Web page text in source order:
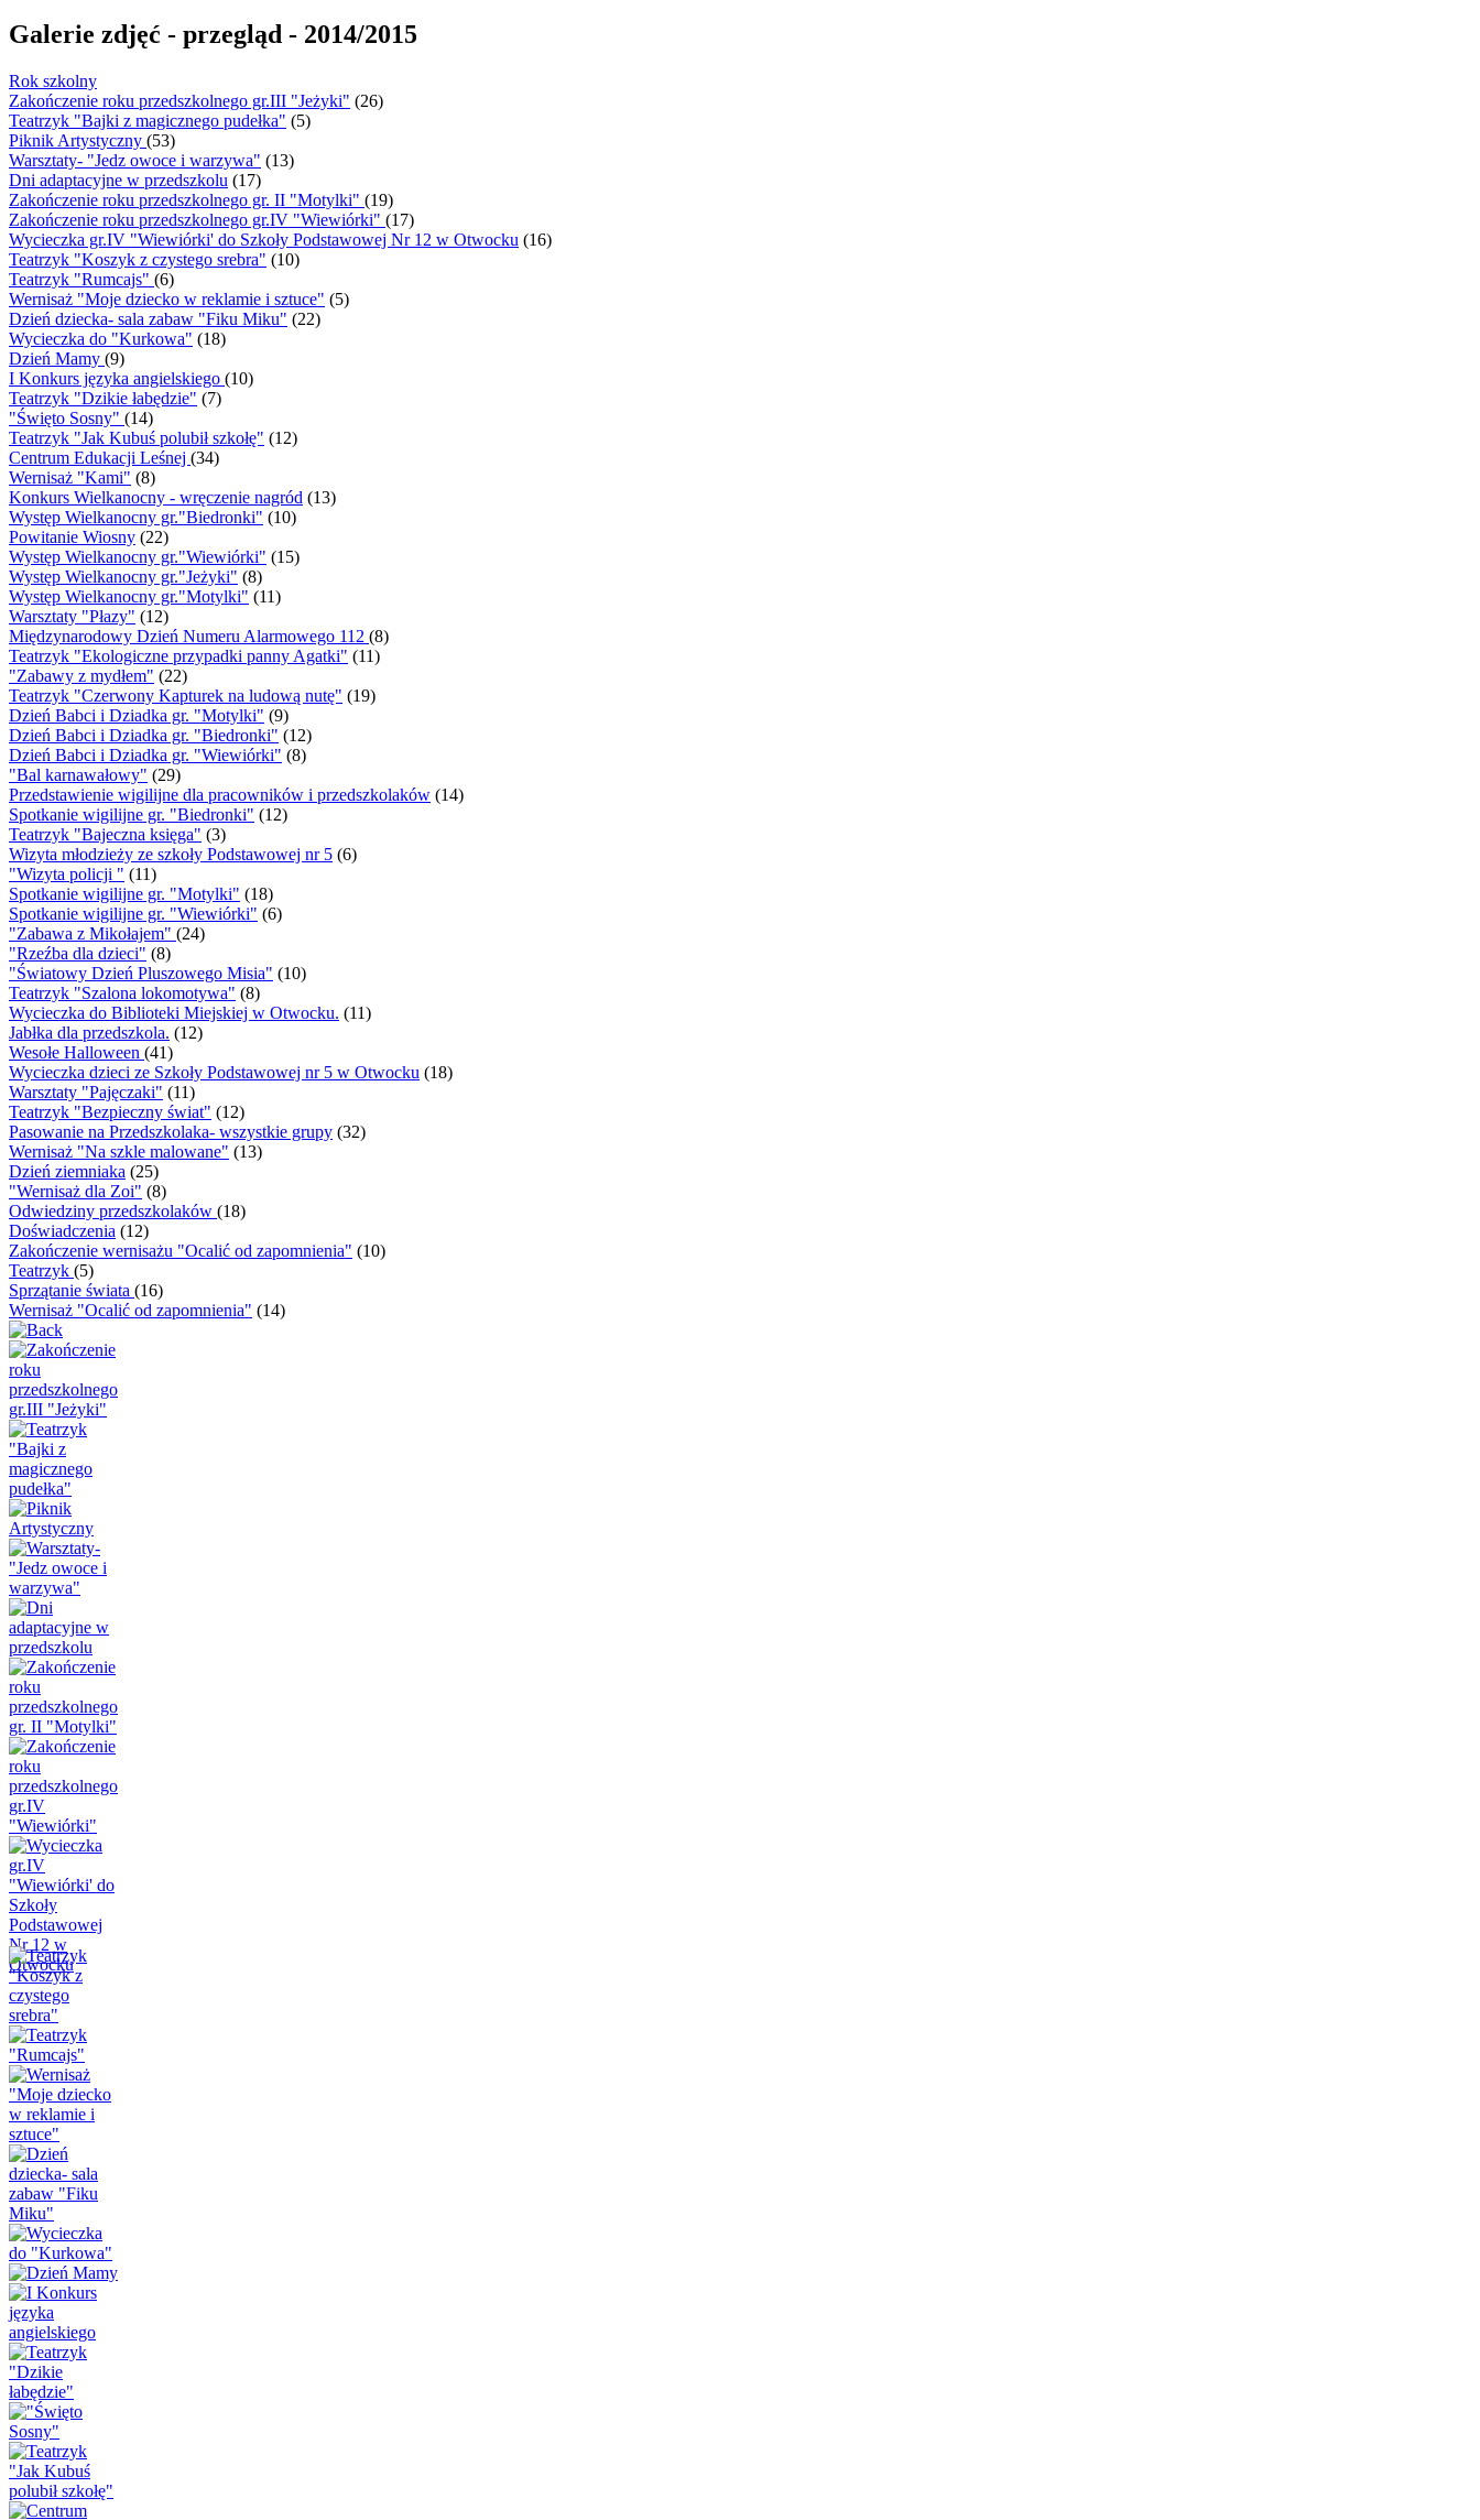
Galerie zdjęć - przegląd - 2014/2015
Rok szkolny
Zakończenie roku przedszkolnego gr.III "Jeżyki" (26)
Teatrzyk "Bajki z magicznego pudełka" (5)
Piknik Artystyczny (53)
Warsztaty- "Jedz owoce i warzywa" (13)
Dni adaptacyjne w przedszkolu (17)
Zakończenie roku przedszkolnego gr. II "Motylki" (19)
Zakończenie roku przedszkolnego gr.IV "Wiewiórki" (17)
Wycieczka gr.IV "Wiewiórki' do Szkoły Podstawowej Nr 12 w Otwocku (16)
Teatrzyk "Koszyk z czystego srebra" (10)
Teatrzyk "Rumcajs" (6)
Wernisaż "Moje dziecko w reklamie i sztuce" (5)
Dzień dziecka- sala zabaw "Fiku Miku" (22)
Wycieczka do "Kurkowa" (18)
Dzień Mamy (9)
I Konkurs języka angielskiego (10)
Teatrzyk "Dzikie łabędzie" (7)
"Święto Sosny" (14)
Teatrzyk "Jak Kubuś polubił szkołę" (12)
Centrum Edukacji Leśnej (34)
Wernisaż "Kami" (8)
Konkurs Wielkanocny - wręczenie nagród (13)
Występ Wielkanocny gr."Biedronki" (10)
Powitanie Wiosny (22)
Występ Wielkanocny gr."Wiewiórki" (15)
Występ Wielkanocny gr."Jeżyki" (8)
Występ Wielkanocny gr."Motylki" (11)
Warsztaty "Płazy" (12)
Międzynarodowy Dzień Numeru Alarmowego 112 (8)
Teatrzyk "Ekologiczne przypadki panny Agatki" (11)
"Zabawy z mydłem" (22)
Teatrzyk "Czerwony Kapturek na ludową nutę" (19)
Dzień Babci i Dziadka gr. "Motylki" (9)
Dzień Babci i Dziadka gr. "Biedronki" (12)
Dzień Babci i Dziadka gr. "Wiewiórki" (8)
"Bal karnawałowy" (29)
Przedstawienie wigilijne dla pracowników i przedszkolaków (14)
Spotkanie wigilijne gr. "Biedronki" (12)
Teatrzyk "Bajeczna księga" (3)
Wizyta młodzieży ze szkoły Podstawowej nr 5 (6)
"Wizyta policji " (11)
Spotkanie wigilijne gr. "Motylki" (18)
Spotkanie wigilijne gr. "Wiewiórki" (6)
"Zabawa z Mikołajem" (24)
"Rzeźba dla dzieci" (8)
"Światowy Dzień Pluszowego Misia" (10)
Teatrzyk "Szalona lokomotywa" (8)
Wycieczka do Biblioteki Miejskiej w Otwocku. (11)
Jabłka dla przedszkola. (12)
Wesołe Halloween (41)
Wycieczka dzieci ze Szkoły Podstawowej nr 5 w Otwocku (18)
Warsztaty "Pajęczaki" (11)
Teatrzyk "Bezpieczny świat" (12)
Pasowanie na Przedszkolaka- wszystkie grupy (32)
Wernisaż "Na szkle malowane" (13)
Dzień ziemniaka (25)
"Wernisaż dla Zoi" (8)
Odwiedziny przedszkolaków (18)
Doświadczenia (12)
Zakończenie wernisażu "Ocalić od zapomnienia" (10)
Teatrzyk (5)
Sprzątanie świata (16)
Wernisaż "Ocalić od zapomnienia" (14)